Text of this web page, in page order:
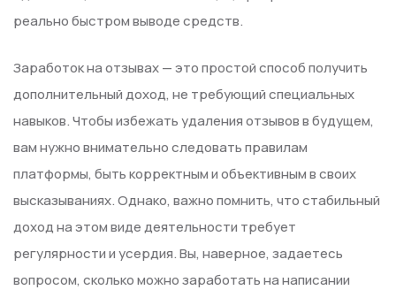
реально быстром выводе средств.
Заработок на отзывах — это простой способ получить
дополнительный доход, не требующий специальных
навыков. Чтобы избежать удаления отзывов в будущем,
вам нужно внимательно следовать правилам
платформы, быть корректным и объективным в своих
высказываниях. Однако, важно помнить, что стабильный
доход на этом виде деятельности требует
регулярности и усердия. Вы, наверное, задаетесь
вопросом, сколько можно заработать на написании